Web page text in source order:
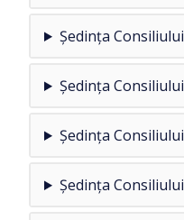
Ședința
Ședința
Ședința
Ședința